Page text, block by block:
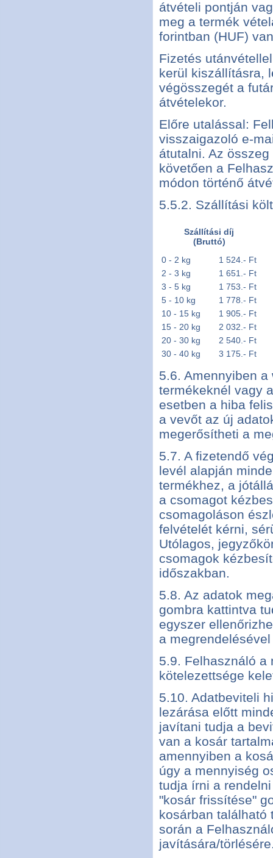
átvételi pontján
meg a termék
forintban (HUF)
Fizetés
kerül kiszállításra,
végösszegét a
átvételekor.
Előre utalással:
visszaigazoló e-
átutalni. Az
követően a
módon történő
5.5.2. Szállítási
Szállítási díj
(Bruttó)
0 - 2 kg
1 524.- Ft
2 - 3 kg
1 651.- Ft
3 - 5 kg
1 753.- Ft
5 - 10 kg
1 778.- Ft
10 - 15 kg
1 905.- Ft
15 - 20 kg
2 032.- Ft
20 - 30 kg
2 540.- Ft
30 - 40 kg
3 175.- Ft
5.6. Amennyiben
termékeknél vagy
esetben a hiba
a vevőt az új
megerősítheti a
5.7. A fizetendő
levél alapján
termékhez, a
a csomagot
csomagoláson
felvételét kérni,
Utólagos,
csomagok
időszakban.
5.8. Az adatok
gombra kattintva
egyszer
a
5.9. Felhasználó a
kötelezettsége
5.10. Adatbeviteli
lezárása előtt
javítani tudja a
van a kosár
amennyiben a
úgy a mennyiség
tudja írni a
"kosár frissítése"
kosárban található
során a
javítására/